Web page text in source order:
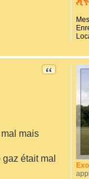
CITATION
mais
était mal